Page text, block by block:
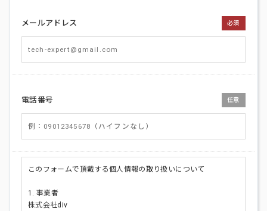
メールアドレス 必須
電話番号 任意
このフォームで頂戴する個人情報の取り扱いについて
1. 事業者
株式会社div